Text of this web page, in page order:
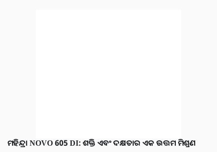
ମହିନ୍ଦ୍ରା NOVO 605 DI: ଶକ୍ତି ଏବଂ ଦକ୍ଷତାର ଏକ ଉତ୍ତମ ମିଶ୍ରଣ